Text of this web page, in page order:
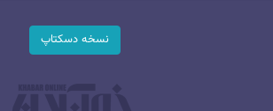
نسخه دسکتاپ